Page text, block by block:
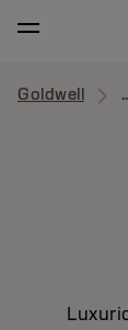
Goldwell